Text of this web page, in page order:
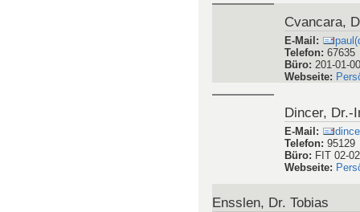
Comella,
E-Mail:
Telefon:7497
Cvancara,
E-Mail:
Telefon:67635
Webseite